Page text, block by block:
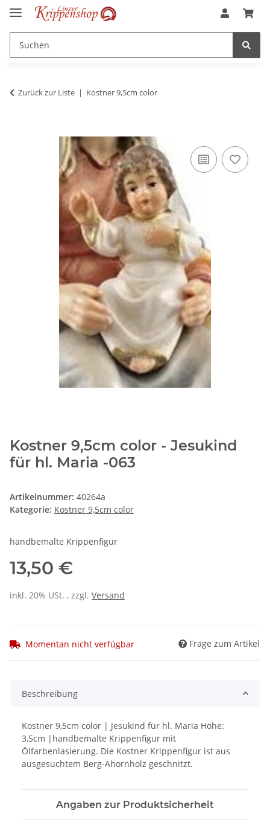
Zurück zur Liste Kostner 9,5cm color
Kostner 9,5cm color - Jesukind
für hl. Maria -063
Artikelnummer: 40264a
Kategorie: Kostner 9,5cm color
handbemalte Krippenfigur
13,50 €
inkl. 20% USt. , zzgl. Versand
Momentan nicht verfügbar Frage zum Artikel
Beschreibung
Kostner 9,5cm color | Jesukind für hl. Maria Höhe:
3,5cm |handbemalte Krippenfigur mit
Ölfarbenlasierung. Die Kostner Krippenfigur ist aus
ausgesuchtem Berg-Ahornholz geschnitzt.
Angaben zur Produktsicherheit